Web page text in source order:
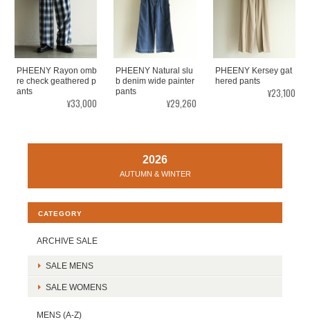
PHEENY Rayon omb
re check geathered p
ants
¥33,000
PHEENY Natural slu
b denim wide painter
pants
¥29,260
PHEENY Kersey gat
hered pants
¥23,100
2026
AUTUMN & WINTER
CATEGORY
ARCHIVE SALE
SALE MENS
SALE WOMENS
MENS (A-Z)